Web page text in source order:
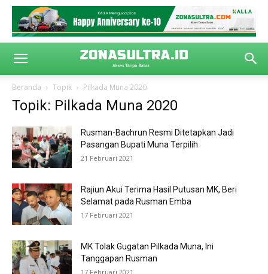
Beranda Topik Pilkada Muna 2020
Topik: Pilkada Muna 2020
Rusman-Bachrun Resmi Ditetapkan Jadi
Pasangan Bupati Muna Terpilih
21 Februari 2021
Rajiun Akui Terima Hasil Putusan MK, Beri
Selamat pada Rusman Emba
17 Februari 2021
MK Tolak Gugatan Pilkada Muna, Ini
Tanggapan Rusman
17 Februari 2021